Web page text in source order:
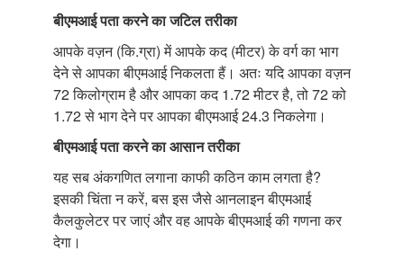
बीएमआई पता करने का जटिल तरीका
आपके वज़न (कि.ग्रा) में आपके कद (मीटर) के वर्ग का भाग
देने से आपका बीएमआई निकलता हैं। अतः यदि आपका वज़न
72 किलोग्राम है और आपका कद 1.72 मीटर है, तो 72 को
1.72 से भाग देने पर आपका बीएमआई 24.3 निकलेगा।
बीएमआई पता करने का आसान तरीका
यह सब अंकगणित लगाना काफी कठिन काम लगता है?
इसकी चिंता न करें, बस इस जैसे आनलाइन बीएमआई
कैलकुलेटर पर जाएं और वह आपके बीएमआई की गणना कर
देगा।